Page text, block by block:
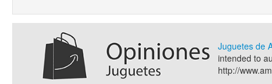
Juguetes de
intended to
http://